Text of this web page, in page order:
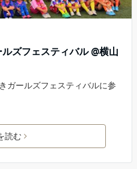
ズフェスティバル @横山
ガールズフェスティバルに参
読む